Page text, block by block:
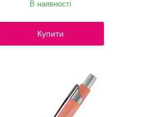
В наявності
Купити